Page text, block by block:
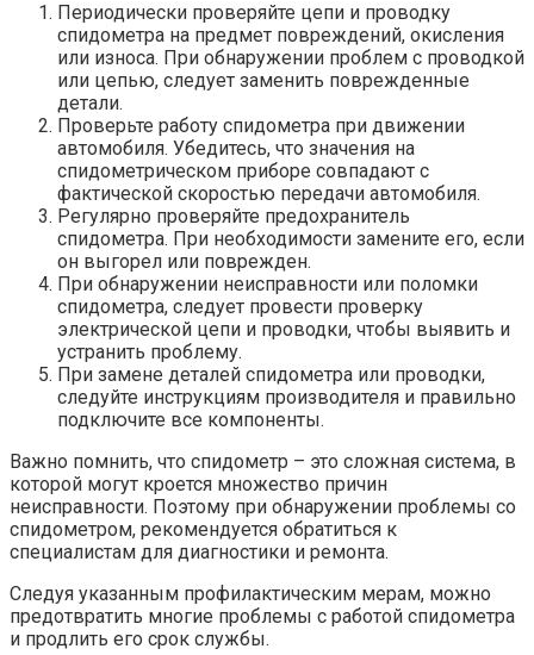
Периодически проверяйте цепи и проводку
спидометра на предмет повреждений, окисления
или износа. При обнаружении проблем с проводкой
или цепью, следует заменить поврежденные
детали.
Проверьте работу спидометра при движении
автомобиля. Убедитесь, что значения на
спидометрическом приборе совпадают с
фактической скоростью передачи автомобиля.
Регулярно проверяйте предохранитель
спидометра. При необходимости замените его, если
он выгорел или поврежден.
При обнаружении неисправности или поломки
спидометра, следует провести проверку
электрической цепи и проводки, чтобы выявить и
устранить проблему.
При замене деталей спидометра или проводки,
следуйте инструкциям производителя и правильно
подключите все компоненты.
Важно помнить, что спидометр – это сложная система, в
которой могут кроется множество причин
неисправности. Поэтому при обнаружении проблемы со
спидометром, рекомендуется обратиться к
специалистам для диагностики и ремонта.
Следуя указанным профилактическим мерам, можно
предотвратить многие проблемы с работой спидометра
и продлить его срок службы.